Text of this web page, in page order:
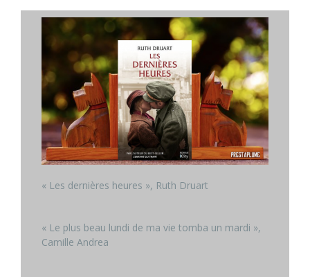
« Les dernières heures », Ruth Druart
« Le plus beau lundi de ma vie tomba un mardi »,
Camille Andrea